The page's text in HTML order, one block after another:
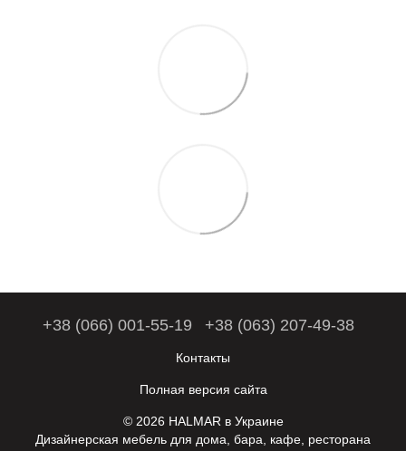
+38 (066) 001-55-19 +38 (063) 207-49-38
Контакты
Полная версия сайта
© 2026 HALMAR в Украине
Дизайнерская мебель для дома, бара, кафе, ресторана